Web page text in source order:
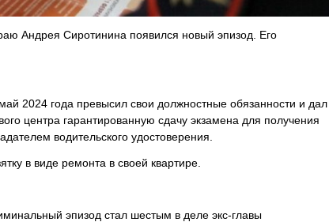
Андрея Сиротинина появился новый эпизод. Его
2024 года превысил свои должностные обязанности и дал
центра гарантированную сдачу экзамена для получения
водительского удостоверения.
в виде ремонта в своей квартире.
эпизод стал шестым в деле экс-главы